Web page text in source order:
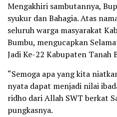
Mengakhiri sambutannya,
syukur dan Bahagia. Atas
seluruh warga masyarakat
Bumbu, mengucapkan
Jadi Ke-22 Kabupaten Tanah
“Semoga apa yang kita
nyata dapat menjadi nilai
ridho dari Allah SWT berkat
pungkasnya.